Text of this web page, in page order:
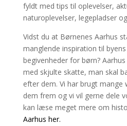
fyldt med tips til oplevelser,
naturoplevelser, legepladser
Vidst du at Børnenes Aarhus
manglende inspiration til
begivenheder for børn?
med skjulte skatte, man skal
efter dem. Vi har brugt mange
dem frem og vi vil gerne dele
kan læse meget mere om
Aarhus her.